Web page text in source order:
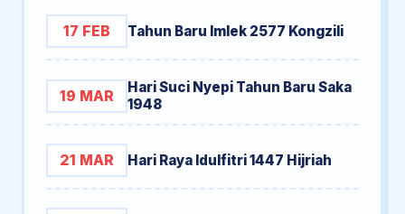
17 FEB Tahun Baru Imlek 2577 Kongzili
19 MAR
Hari Suci Nyepi Tahun Baru Saka
1948
21 MAR Hari Raya Idulfitri 1447 Hijriah